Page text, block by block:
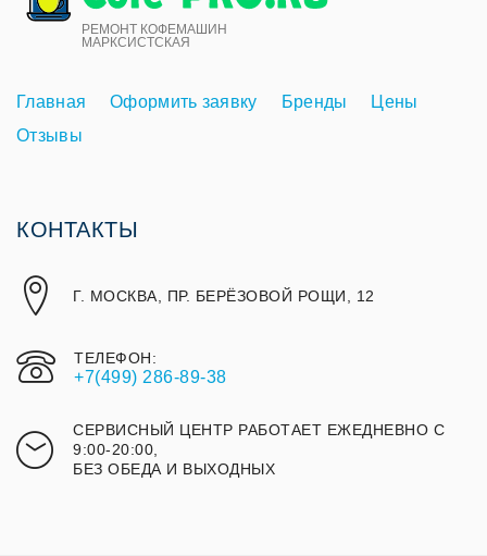
РЕМОНТ КОФЕМАШИН
МАРКСИСТСКАЯ
Главная Оформить заявку Бренды
Цены
Отзывы
КОНТАКТЫ
Г. МОСКВА, ПР. БЕРЁЗОВОЙ РОЩИ, 12
ТЕЛЕФОН:
+7(499) 286-89-38
СЕРВИСНЫЙ ЦЕНТР РАБОТАЕТ ЕЖЕДНЕВНО С
9:00-20:00,
БЕЗ ОБЕДА И ВЫХОДНЫХ